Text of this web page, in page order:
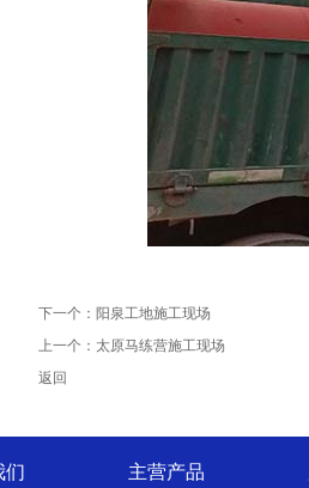
下一个： 阳泉工地施工现场
上一个： 太原马练营施工现场
返回
们 主营产品